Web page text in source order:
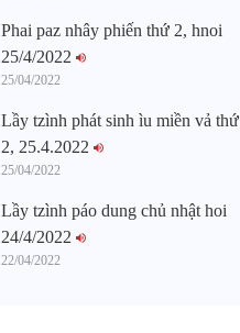
Phai paz nhây phiến thứ 2, hnoi
25/4/2022
25/04/2022
Lầy tzình phát sinh ìu miền vả thứ
2, 25.4.2022
25/04/2022
Lầy tzình páo dung chủ nhật hoi
24/4/2022
22/04/2022